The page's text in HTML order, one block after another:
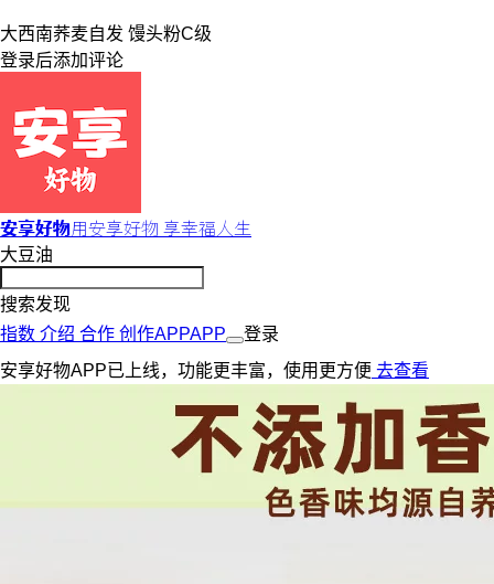
大西南荞麦自发 馒头粉C级
登录后添加评论
安享好物用安享好物 享幸福人生
大豆油
搜索发现
指数 介绍 合作 创作APPAPP
登录
安享好物APP已上线，功能更丰富，使用更方便 去查看